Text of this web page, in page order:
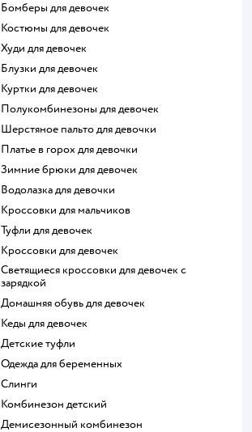
Бомберы для девочек
Костюмы для девочек
Худи для девочек
Блузки для девочек
Куртки для девочек
Полукомбинезоны для девочек
Шерстяное пальто для девочки
Платье в горох для девочки
Зимние брюки для девочек
Водолазка для девочки
Кроссовки для мальчиков
Туфли для девочек
Кроссовки для девочек
Светящиеся кроссовки для девочек с
зарядкой
Домашняя обувь для девочек
Кеды для девочек
Детские туфли
Одежда для беременных
Слинги
Комбинезон детский
Демисезонный комбинезон